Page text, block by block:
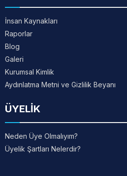
İnsan Kaynakları
Raporlar
Blog
Galeri
Kurumsal Kimlik
Aydınlatma Metni ve Gizlilik Beyanı
ÜYELİK
Neden Üye Olmalıyım?
Üyelik Şartları Nelerdir?